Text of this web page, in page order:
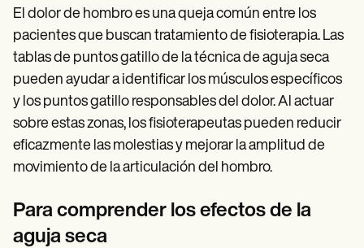
El dolor de hombro es una queja común entre los
pacientes que buscan tratamiento de fisioterapia. Las
tablas de puntos gatillo de la técnica de aguja seca
pueden ayudar a identificar los músculos específicos
y los puntos gatillo responsables del dolor. Al actuar
sobre estas zonas, los fisioterapeutas pueden reducir
eficazmente las molestias y mejorar la amplitud de
movimiento de la articulación del hombro.
Para comprender los efectos de la
aguja seca